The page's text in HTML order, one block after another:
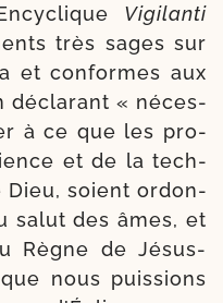
Vigilanti
très sages sur
et conformes aux
décla­rant « néces­
à ce que les pro­
et de la tech­
Dieu, soient ordon­
salut des âmes, et
Règne de Jésus-​
nous puis­sions